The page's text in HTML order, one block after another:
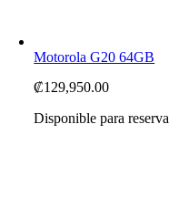
Motorola G20 64GB
₡129,950.00
Disponible para reserva